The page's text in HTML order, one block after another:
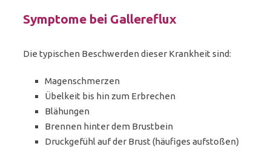
Symptome bei Gallereflux
Die typischen Beschwerden dieser Krankheit sind:
Magenschmerzen
Übelkeit bis hin zum Erbrechen
Blähungen
Brennen hinter dem Brustbein
Druckgefühl auf der Brust (häufiges aufstoßen)